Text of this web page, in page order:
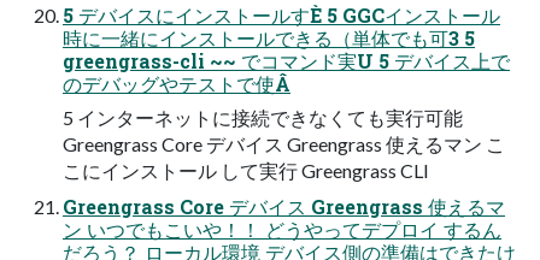
5 デバイスにインストールすÈ 5 GGCインストール
時に一緒にインストールできる（単体でも可3 5
greengrass-cli ~~ でコマンド実U 5 デバイス上で
のデバッグやテストで使Â
5 インターネットに接続できなくても実行可能
Greengrass Core デバイス Greengrass 使えるマン こ
こにインストール して実行 Greengrass CLI
Greengrass Core デバイス Greengrass 使えるマ
ン いつでもこいや！！ どうやってデプロイ するん
だろう？ ローカル環境 デバイス側の準備はできたけ